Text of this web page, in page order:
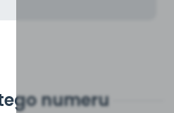
numeru